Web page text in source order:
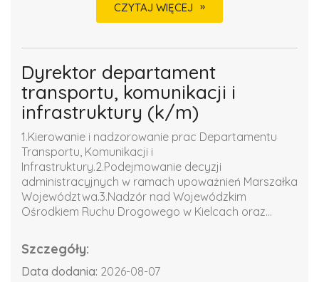
CZYTAJ WIĘCEJ
Dyrektor departament
transportu, komunikacji i
infrastruktury (k/m)
1.Kierowanie i nadzorowanie prac Departamentu
Transportu, Komunikacji i
Infrastruktury.2.Podejmowanie decyzji
administracyjnych w ramach upoważnień Marszałka
Województwa.3.Nadzór nad Wojewódzkim
Ośrodkiem Ruchu Drogowego w Kielcach oraz...
Szczegóły:
Data dodania: 2026-08-07